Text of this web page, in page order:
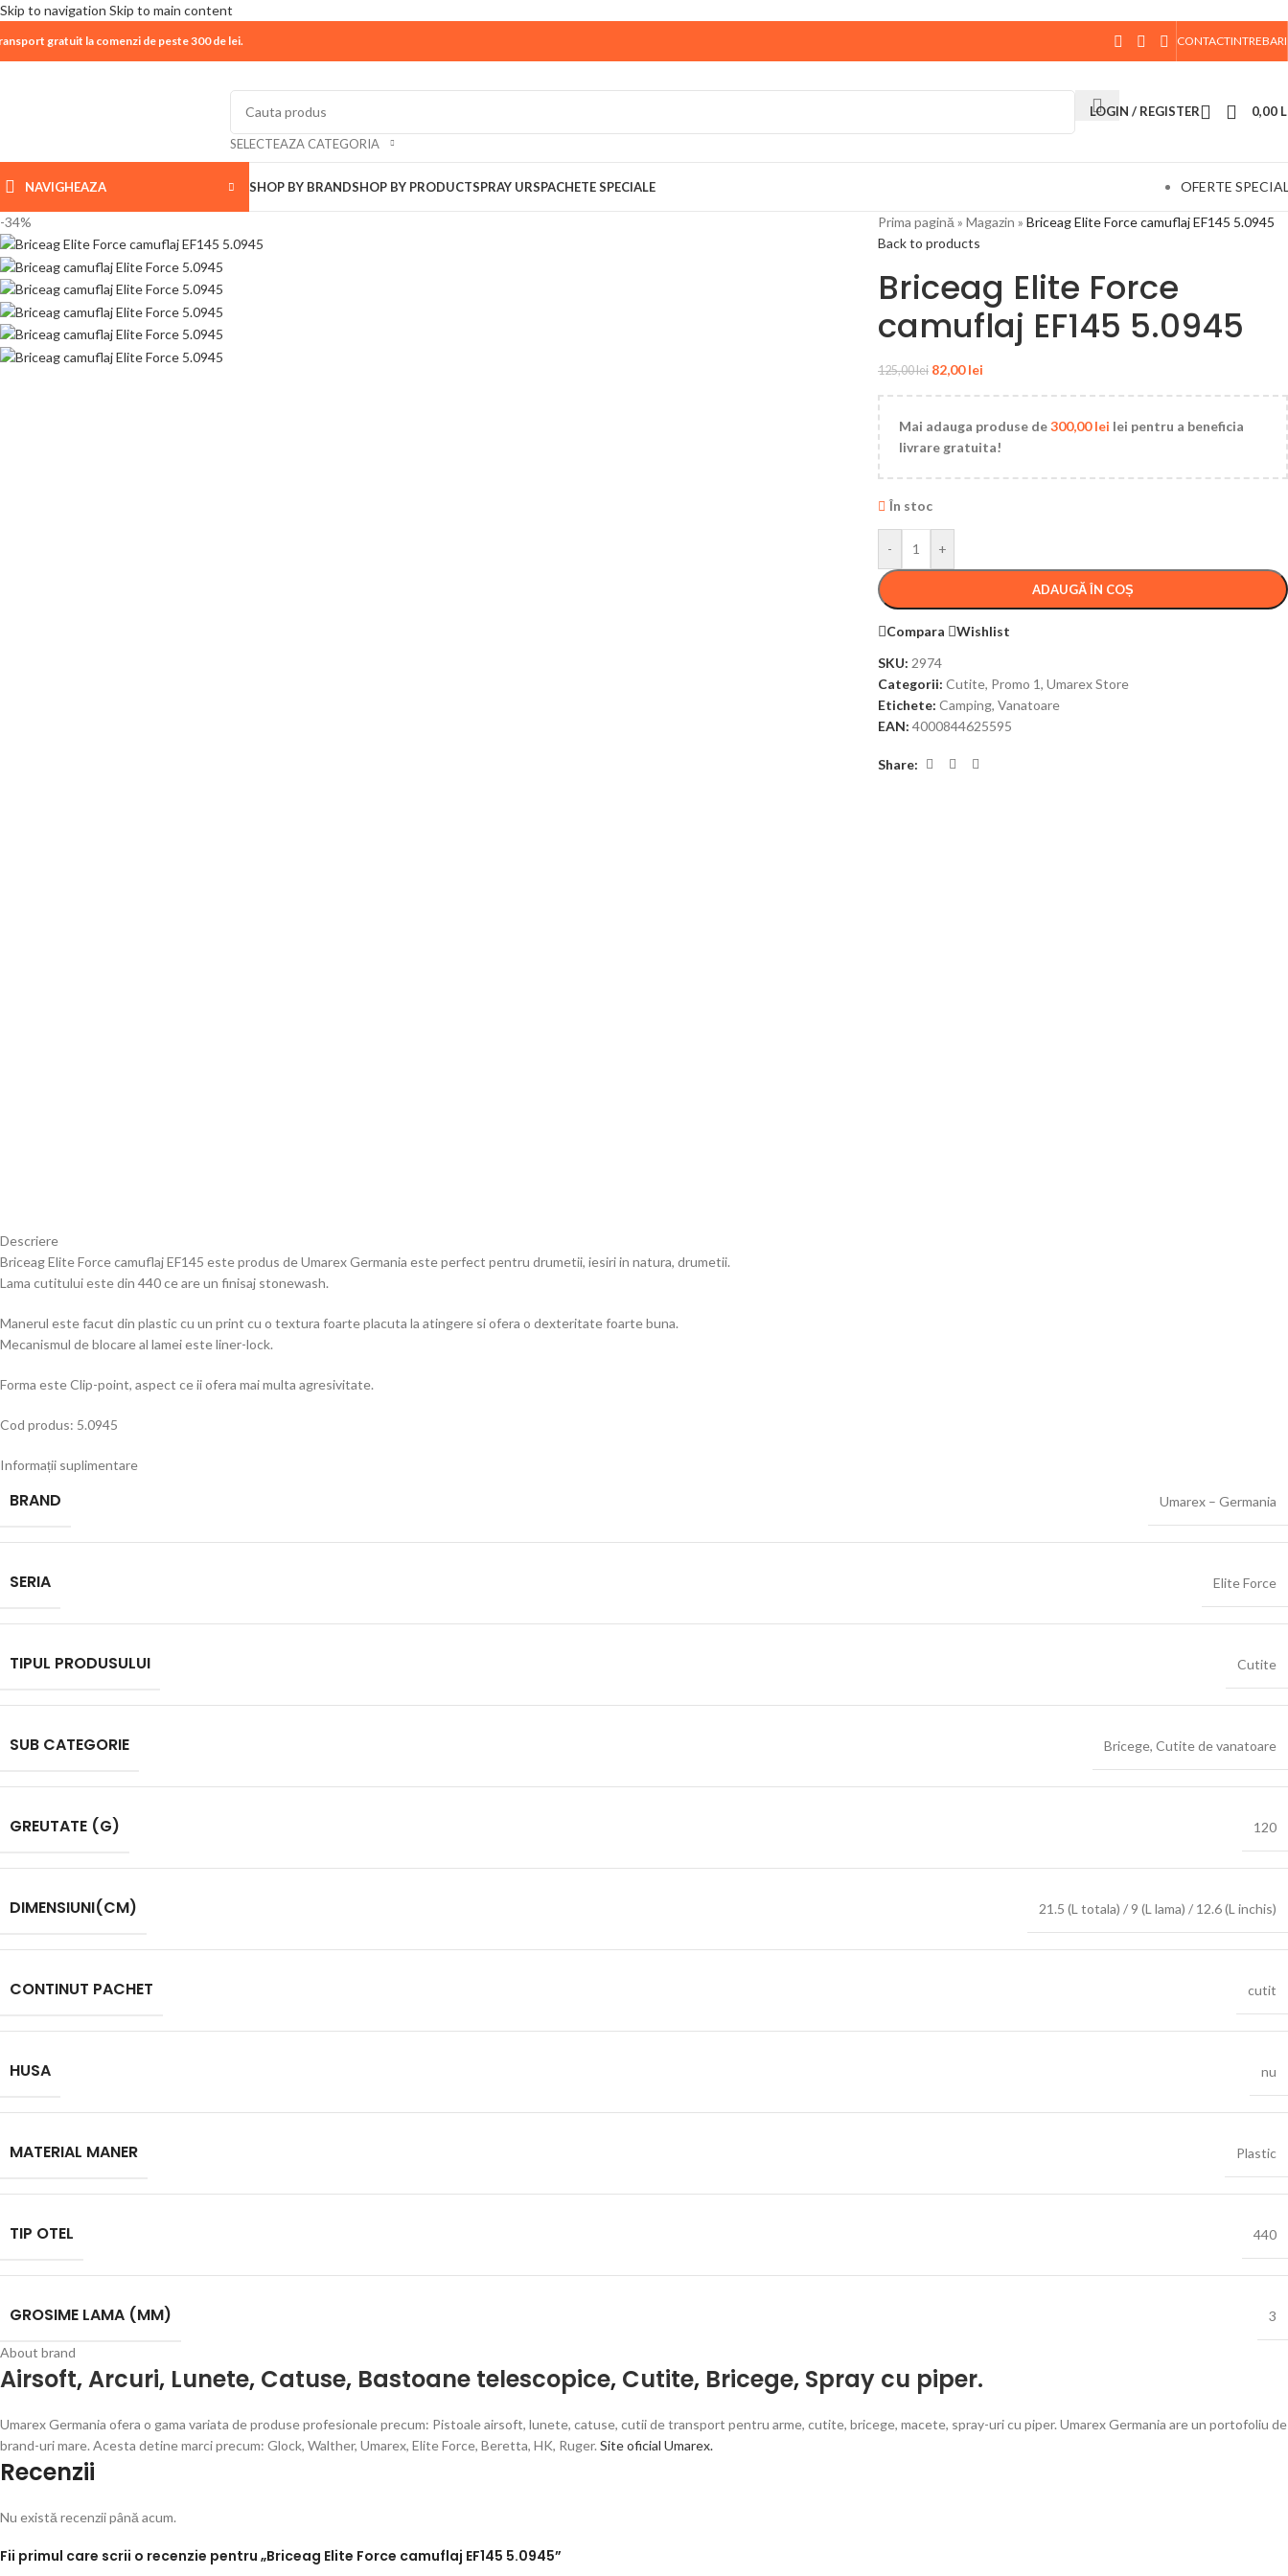
Skip to navigation Skip to main content
| 📦 Program livrari|In perioada11 August - 18 August,magazinul KPRO este inchis. Comenziile plasate pana in data de 10 August, la ora 15:00, vor fi expediate. Va
multumim pentru intelegere!
gratuit la comenzi de peste 300 de lei. CONTACTINTREBARI
SELECTEAZA CATEGORIA
LOGIN / REGISTER 0,00
NAVIGHEAZA SHOP BY BRANDSHOP BY PRODUCTSPRAY URSPACHETE SPECIALE OFERTE
-34% Prima pagină » Magazin » Briceag Elite Force camuflaj EF145 5.0945
Back to products
Briceag Elite Force
camuflaj EF145 5.0945
125,00lei 82,00lei
Mai adauga produse de300,00lei lei pentru a beneficia
livrare gratuita!
În stoc
- +
ADAUGĂ ÎN COȘ
Compara
Wishlist
SKU: 2974
Categorii: Cutite, Promo 1, Umarex Store
Etichete: Camping, Vanatoare
EAN: 4000844625595
Share:
Descriere
Briceag Elite Force camuflaj EF145 este produs de Umarex Germania este perfect pentru drumetii, iesiri in natura, drumetii.
Lama cutitului este din 440 ce are un finisaj stonewash.
Manerul este facut din plastic cu un print cu o textura foarte placuta la atingere si ofera o dexteritate foarte buna.
Mecanismul de blocare al lamei este liner-lock.
Forma este Clip-point, aspect ce ii ofera mai multa agresivitate.
Cod produs: 5.0945
Informații suplimentare
BRAND Umarex – Germania
SERIA Elite Force
TIPUL PRODUSULUI Cutite
SUB CATEGORIE Bricege, Cutite de vanatoare
GREUTATE (G) 120
DIMENSIUNI(CM) 21.5 (L totala) / 9 (L lama) / 12.6 (L inchis)
CONTINUT PACHET cutit
HUSA nu
MATERIAL MANER Plastic
TIP OTEL 440
GROSIME LAMA (MM) 3
About brand
Airsoft,Arcuri, Lunete, Catuse, Bastoane telescopice, Cutite, Bricege, Spray cu piper.
Umarex Germania ofera o gama variata de produse profesionale precum: Pistoale airsoft, lunete, catuse, cutii de transport pentru arme, cutite, bricege, macete, spray-uri cu piper. Umarex Germania are un portofoliu de
brand-uri mare. Acesta detine marci precum: Glock, Walther, Umarex, Elite Force, Beretta, HK, Ruger. Site oficial Umarex.
Recenzii
Nu există recenzii până acum.
Fii primul care scrii o recenzie pentru „Briceag Elite Force camuflaj EF145 5.0945”